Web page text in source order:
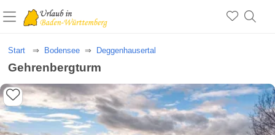
Start Bodensee Deggenhausertal
Gehrenbergturm